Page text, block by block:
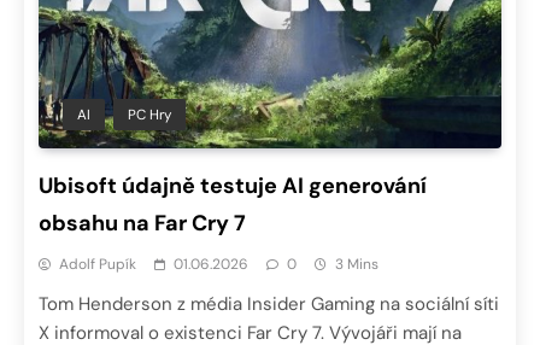
AI PC Hry
Ubisoft údajně testuje AI generování
obsahu na Far Cry 7
Adolf Pupík 01.06.2026 0 3 Mins
Tom Henderson z média Insider Gaming na sociální síti
X informoval o existenci Far Cry 7. Vývojáři mají na